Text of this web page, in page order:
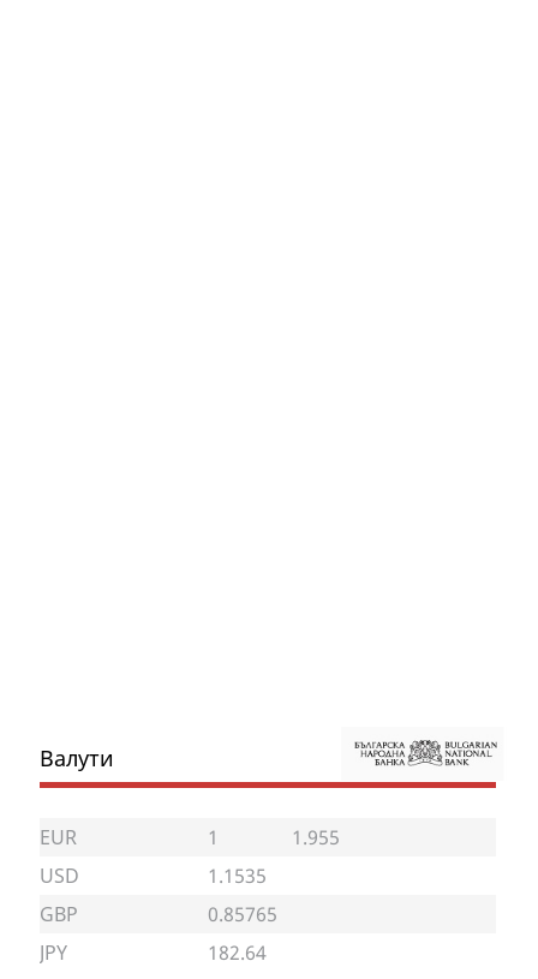
Валути
EUR 1
1.955
USD
1.1535
GBP
0.85765
JPY
182.64